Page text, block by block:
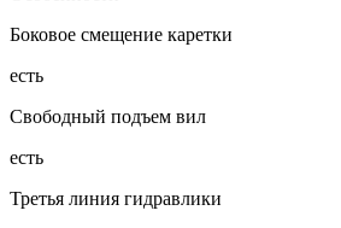
Боковое смещение каретки
есть
Свободный подъем вил
есть
Третья линия гидравлики